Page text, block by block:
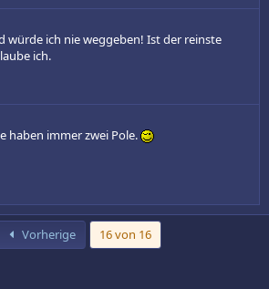
würde ich nie weggeben! Ist der reinste
ich.
haben immer zwei Pole.
Vorherige 16 von 16